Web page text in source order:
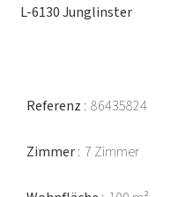
L-6130 Junglinster
Referenz 86435824
Zimmer 7 Zimmer